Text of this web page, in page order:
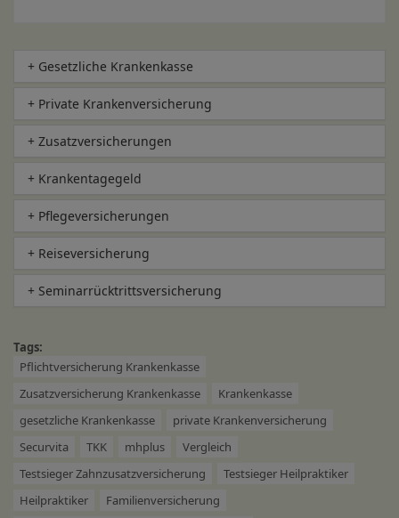
+ Gesetzliche Krankenkasse
+ Private Krankenversicherung
+ Zusatzversicherungen
+ Krankentagegeld
+ Pflegeversicherungen
+ Reiseversicherung
+ Seminarrücktrittsversicherung
Tags:
Pflichtversicherung Krankenkasse
Zusatzversicherung Krankenkasse
Krankenkasse
gesetzliche Krankenkasse
private Krankenversicherung
Securvita
TKK mhplus
Vergleich
Testsieger Zahnzusatzversicherung
Testsieger Heilpraktiker
Heilpraktiker
Familienversicherung